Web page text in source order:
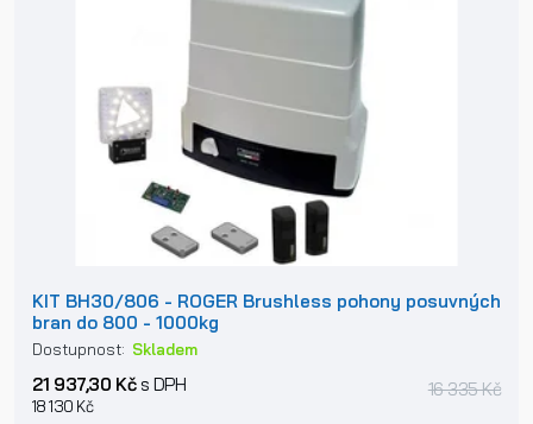
KIT BH30/806 - ROGER Brushless pohony posuvných
bran do 800 - 1000kg
Dostupnost: Skladem
21 937,30 Kčs DPH
18 130 Kč
16 335 Kč